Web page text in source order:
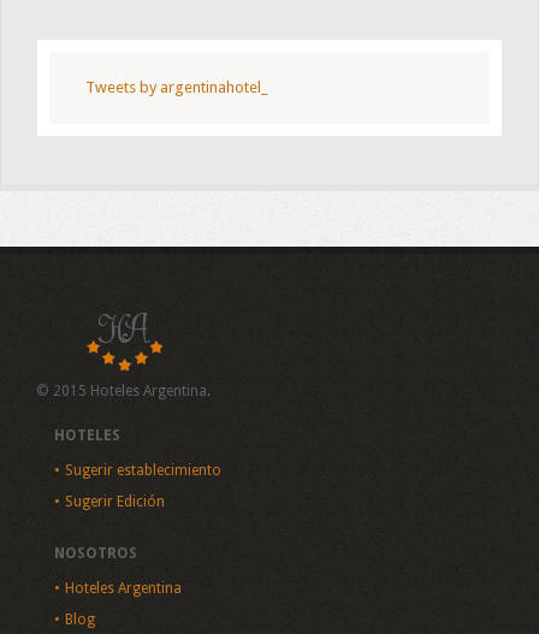
Tweets by argentinahotel_
© 2015 Hoteles Argentina.
HOTELES
Sugerir establecimiento
Sugerir Edición
NOSOTROS
Hoteles Argentina
Blog